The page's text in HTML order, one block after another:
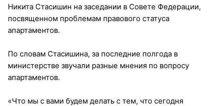
Никита Стасишин на заседании в Совете Федерации,
посвященном проблемам правового статуса
апартаментов.
По словам Стасишина, за последние полгода в
министерстве звучали разные мнения по вопросу
апартаментов.
«Что мы с вами будем делать с тем, что сегодня